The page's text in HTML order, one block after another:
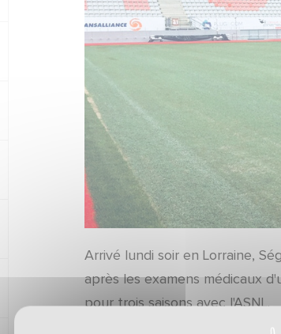
Arrivé lundi soir en Lorraine,
après les examens médicaux
pour trois saisons avec l'ASNL.